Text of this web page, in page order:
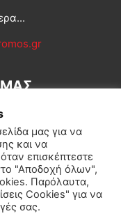
Διεθνή Κοινωνία
μας για να
και να
επισκέπτεστε
"Αποδοχή όλων",
Παρόλαυτα,
Cookies" για να
σας.